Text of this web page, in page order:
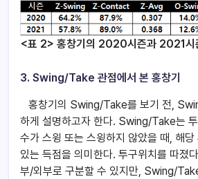
<표 2> 홍창기의 2020시즌과 2021시
3. Swing/Take 관점에서 본 홍창기
홍창기의 Swing/Take를 보기 전,
하게 설명하고자 한다. Swing/Take는
수가 스윙 또는 스윙하지 않았을 때, 해
있는 득점을 의미한다. 투구위치를 따졌
부/외부로 구분할 수 있지만, Swing/